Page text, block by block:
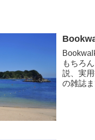
もちろ
説、実
の雑誌